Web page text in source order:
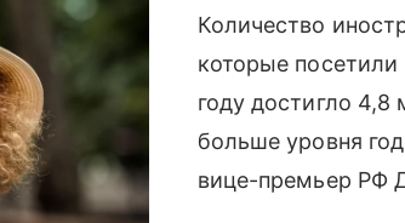
Количество
которые
году достигло 4,8
больше уровня
вице-премьер РФ